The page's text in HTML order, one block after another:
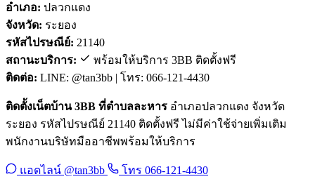
อำเภอ: ปลวกแดง
จังหวัด: ระยอง
รหัสไปรษณีย์: 21140
สถานะบริการ:
พร้อมให้บริการ 3BB ติดตั้งฟรี
ติดต่อ: LINE: @tan3bb | โทร: 066-121-4430
ติดตั้งเน็ตบ้าน 3BB ที่ตำบลละหาร อำเภอปลวกแดง จังหวัด
ระยอง รหัสไปรษณีย์ 21140 ติดตั้งฟรี ไม่มีค่าใช้จ่ายเพิ่มเติม
พนักงานบริษัทมืออาชีพพร้อมให้บริการ
แอดไลน์ @tan3bb โทร 066-121-4430